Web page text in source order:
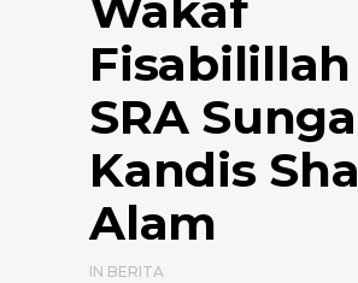
SRA
Kandis
Alam
IN BERITA